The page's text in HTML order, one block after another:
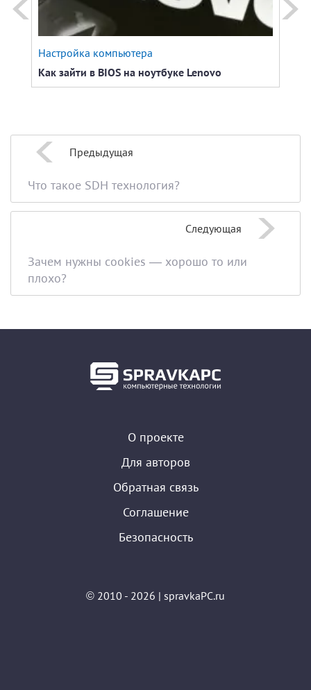
Настройка компьютера
Как зайти в BIOS на ноутбуке Lenovo
Предыдущая
Что такое SDH технология?
Следующая
Зачем нужны cookies — хорошо то или
плохо?
О проекте
Для авторов
Обратная связь
Соглашение
Безопасность
© 2010 - 2026 | spravkaPC.ru